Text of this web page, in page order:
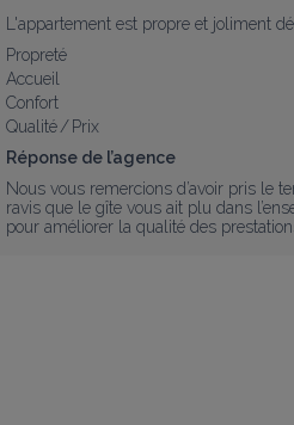
L'appartement est propre et joliment
Propreté
Accueil
Confort
Qualité / Prix
Réponse de l’agence
Nous vous remercions d’avoir pris le
ravis que le gîte vous ait plu dans
pour améliorer la qualité des